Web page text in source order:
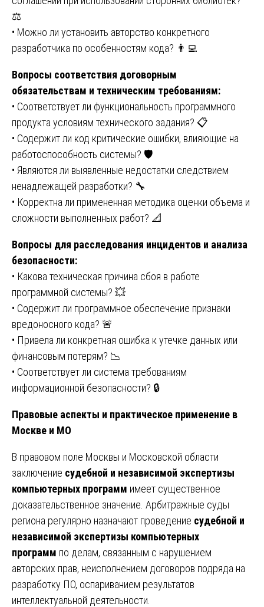
⚖️
• Можно ли установить авторство конкретного
разработчика по особенностям кода? 👨‍💻
Вопросы соответствия договорным
обязательствам и техническим требованиям:
• Соответствует ли функциональность программного
продукта условиям технического задания? 📋
• Содержит ли код критические ошибки, влияющие на
работоспособность системы? 🛡️
• Являются ли выявленные недостатки следствием
ненадлежащей разработки? 🔧
• Корректна ли примененная методика оценки объема и
сложности выполненных работ? 📐
Вопросы для расследования инцидентов и анализа
безопасности:
• Какова техническая причина сбоя в работе
программной системы? 💥
• Содержит ли программное обеспечение признаки
вредоносного кода? 🚨
• Привела ли конкретная ошибка к утечке данных или
финансовым потерям? 📉
• Соответствует ли система требованиям
информационной безопасности? 🔒
Правовые аспекты и практическое применение в
Москве и МО
В правовом поле Москвы и Московской области
заключение судебной и независимой экспертизы
компьютерных программ имеет существенное
доказательственное значение. Арбитражные суды
региона регулярно назначают проведение судебной и
независимой экспертизы компьютерных
программ по делам, связанным с нарушением
авторских прав, неисполнением договоров подряда на
разработку ПО, оспариванием результатов
интеллектуальной деятельности.